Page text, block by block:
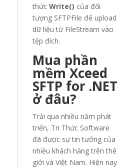
thức Write() của đối
tượng SFTPFile để upload
dữ liệu từ FileStream vào
tệp đích.
Mua phần
mềm Xceed
SFTP for .NET
ở đâu?
Trải qua nhiều năm phát
triển, Tri Thức Software
đã được sự tin tưởng của
nhiều khách hàng trên thế
giới và Việt Nam. Hiện nay